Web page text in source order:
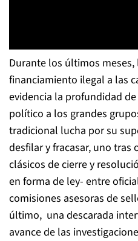
Durante los últimos meses,
financiamiento ilegal a las
evidencia la profundidad
político a los grandes
tradicional lucha por su
desfilar y fracasar, uno tras
clásicos de cierre y
en forma de ley- entre
comisiones asesoras de
último, una descarada
avance de las